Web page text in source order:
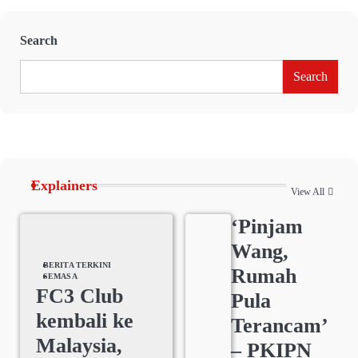
Search
Search
Explainers View All
BERITA TERKINI
SEMASA
FC3 Club
kembali ke
Malaysia,
‘Pinjam
Wang,
Rumah
Pula
Terancam’
– PKIPN